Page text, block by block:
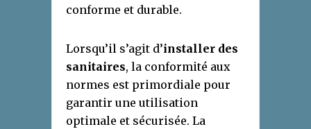
conforme et durable.
Lorsqu’il s’agit d’installer des
sanitaires, la conformité aux
normes est primordiale pour
garantir une utilisation
optimale et sécurisée. La